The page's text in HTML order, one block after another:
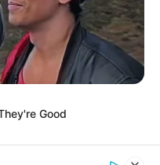
Stunting di
di SDN 006
Good